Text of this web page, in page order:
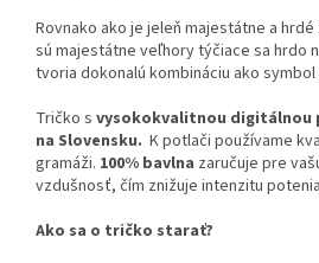
Rovnako ako je jeleň majestátne a
sú majestátne veľhory týčiace sa hrdo
tvoria dokonalú kombináciu ako
Tričko s vysokokvalitnou digitálnou
na Slovensku. K potlači používame
gramáži. 100% bavlna zaručuje pre
vzdušnosť, čím znižuje intenzitu
Ako sa o tričko starať?